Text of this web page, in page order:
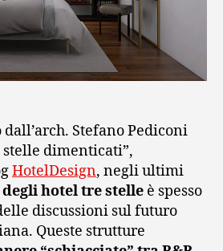
Stefano Pediconi
dimenticati”,
HotelDesign, negli ultimi
hotel tre stelle è spesso
discussioni sul futuro
Queste strutture